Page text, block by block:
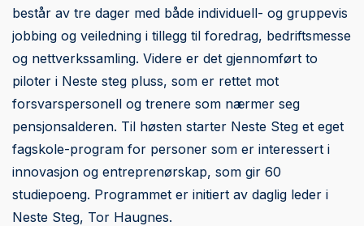
består av tre dager med både individuell- og gruppevis
jobbing og veiledning i tillegg til foredrag, bedriftsmesse
og nettverkssamling. Videre er det gjennomført to
piloter i Neste steg pluss, som er rettet mot
forsvarspersonell og trenere som nærmer seg
pensjonsalderen. Til høsten starter Neste Steg et eget
fagskole-program for personer som er interessert i
innovasjon og entreprenørskap, som gir 60
studiepoeng. Programmet er initiert av daglig leder i
Neste Steg, Tor Haugnes.